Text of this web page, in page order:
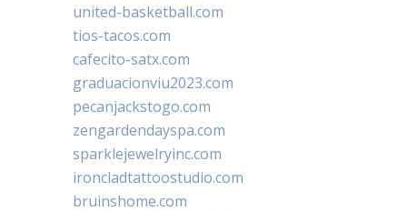
united-basketball.com
tios-tacos.com
cafecito-satx.com
graduacionviu2023.com
pecanjackstogo.com
zengardendayspa.com
sparklejewelryinc.com
ironcladtattoostudio.com
bruinshome.com